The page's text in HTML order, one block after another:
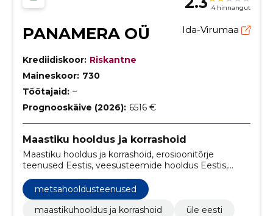
4 hinnangut
PANAMERA OÜ Ida-Virumaa
Krediidiskoor: Riskantne
Maineskoor: 730
Töötajaid: –
Prognooskäive (2026): 6516 €
Maastiku hooldus ja korrashoid
Maastiku hooldus ja korrashoid, erosioonitõrje
teenused Eestis, veesüsteemide hooldus Eestis,
drenaažisüsteemide hooldusteenused,
metsamaastiku haldamine, maastiku stabiliseerimine
Eestis, puhastus- ja praahi eemaldamise teenused,
Eesti erosioonitõrje, Kallaste kindlustamine,
metsahooldusteenused
maastikuhooldus ja korrashoid
üle eesti